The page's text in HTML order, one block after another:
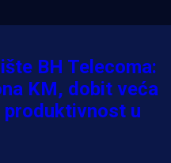
BH Telecoma:
KM, dobit veća
produktivnost u